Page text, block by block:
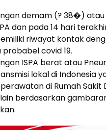
demam (? 38�)
dan pada 14 hari
riwayat kontak
covid 19.
ISPA berat atau
lokal di Indonesia
di Rumah Sakit
berdasarkan